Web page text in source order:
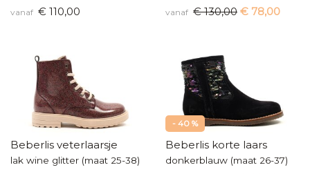
vanaf € 110,00 vanaf € 130,00 € 78,00
Beberlis veterlaarsje
lak wine glitter (maat 25-38)
- 40 %
Beberlis korte laars
donkerblauw (maat 26-37)